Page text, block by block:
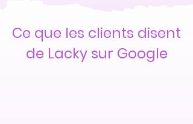
Ce que les clients disent
de Lacky sur Google